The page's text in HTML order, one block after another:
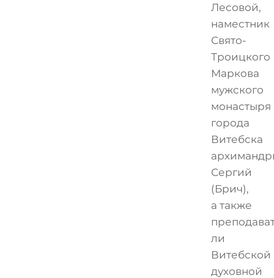
Лесовой,
наместник
Свято-
Троицкого
Маркова
мужского
монастыря
города
Витебска
Сергий
(Брич),
а также
ли
Витебской
духовной